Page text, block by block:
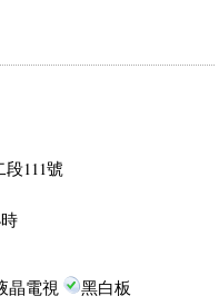
111號
晶電視
黑白板